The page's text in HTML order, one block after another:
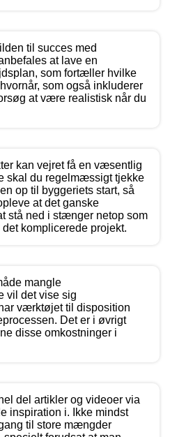
til succes med
at lave en
som fortæller hvilke
som også inkluderer
at være realistisk når du
kan vejret få en væsentlig
skal du regelmæssigt tjekke
op til byggeriets start, så
at det ganske
stå ned i stænger netop som
komplicerede projekt.
mangle
vil det vise sig
værktøjet til disposition
Det er i øvrigt
disse omkostninger i
del artikler og videoer via
inspiration i. Ikke mindst
til store mængder